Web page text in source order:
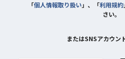
「個人情報取り扱い」、「利用規約
さい。
またはSNSアカウン